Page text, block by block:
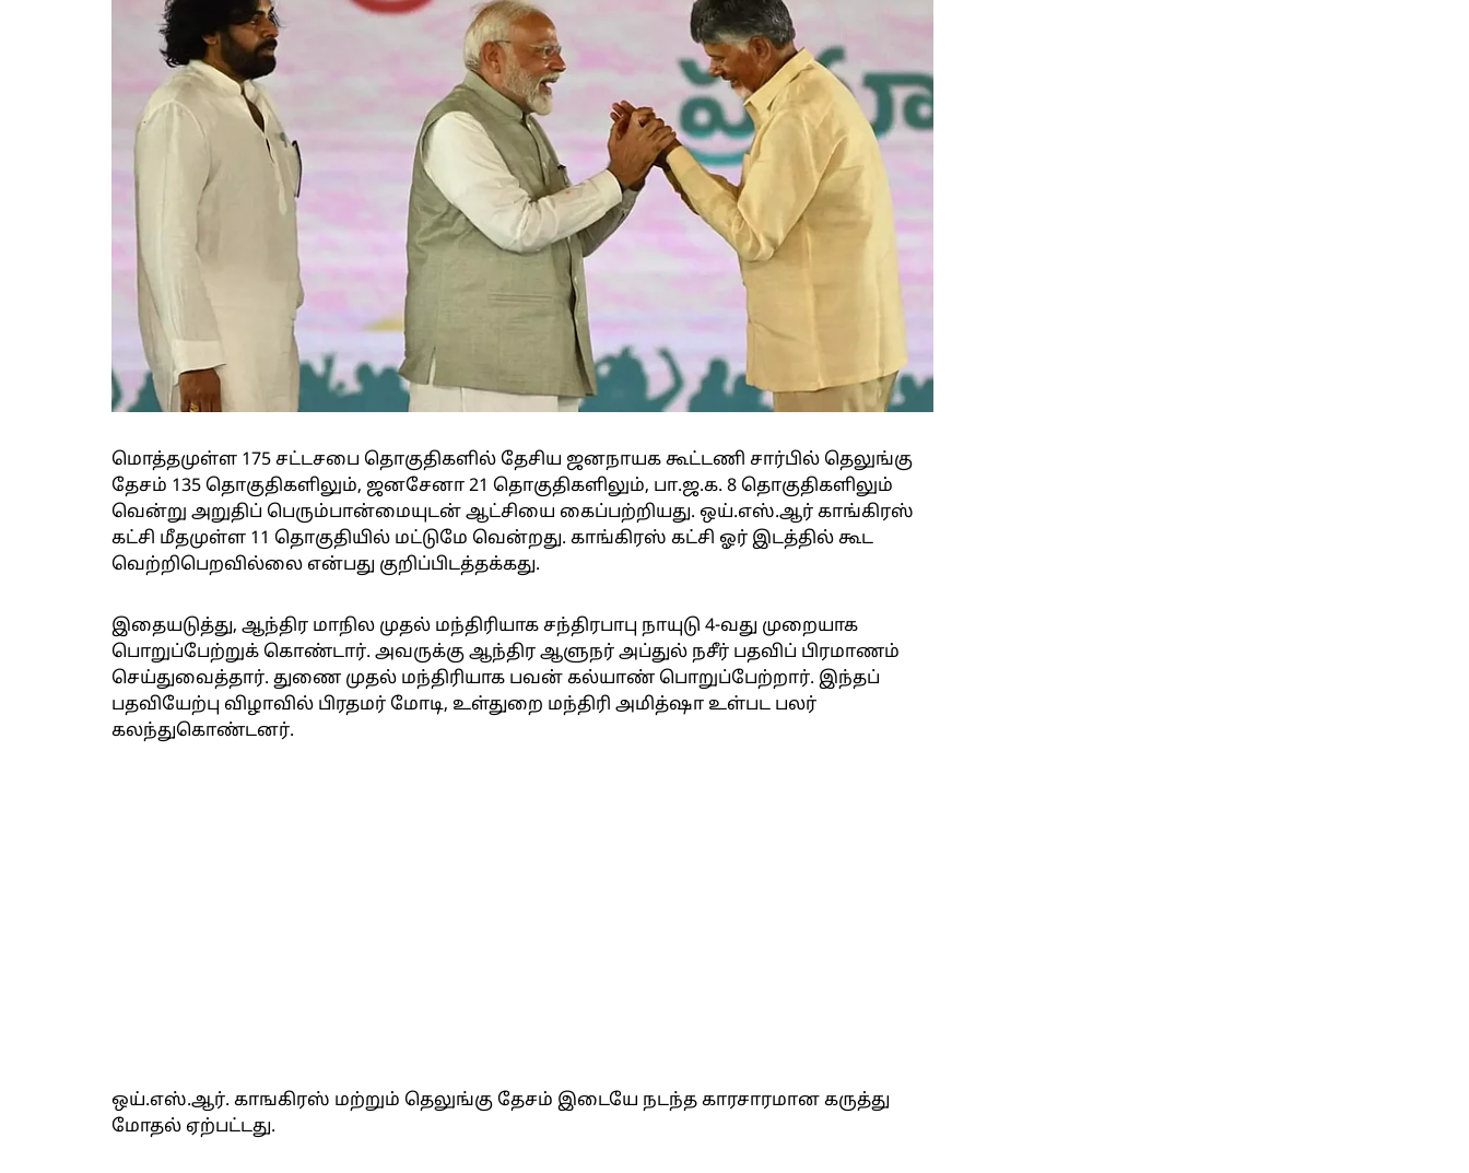
மொத்தமுள்ள 175 சட்டசபை தொகுதிகளில் தேசிய ஜனநாயக கூட்டணி சார்பில் தெலுங்கு
தேசம் 135 தொகுதிகளிலும், ஜனசேனா 21 தொகுதிகளிலும், பா.ஜ.க. 8 தொகுதிகளிலும்
வென்று அறுதிப் பெரும்பான்மையுடன் ஆட்சியை கைப்பற்றியது. ஒய்.எஸ்.ஆர் காங்கிரஸ்
கட்சி மீதமுள்ள 11 தொகுதியில் மட்டுமே வென்றது. காங்கிரஸ் கட்சி ஓர் இடத்தில் கூட
வெற்றிபெறவில்லை என்பது குறிப்பிடத்தக்கது.
இதையடுத்து, ஆந்திர மாநில முதல் மந்திரியாக சந்திரபாபு நாயுடு 4-வது முறையாக
பொறுப்பேற்றுக் கொண்டார். அவருக்கு ஆந்திர ஆளுநர் அப்துல் நசீர் பதவிப் பிரமாணம்
செய்துவைத்தார். துணை முதல் மந்திரியாக பவன் கல்யாண் பொறுப்பேற்றார். இந்தப்
பதவியேற்பு விழாவில் பிரதமர் மோடி, உள்துறை மந்திரி அமித்ஷா உள்பட பலர்
கலந்துகொண்டனர்.
ஒய்.எஸ்.ஆர். காஙகிரஸ் மற்றும் தெலுங்கு தேசம் இடையே நடந்த காரசாரமான கருத்து
மோதல் ஏற்பட்டது.